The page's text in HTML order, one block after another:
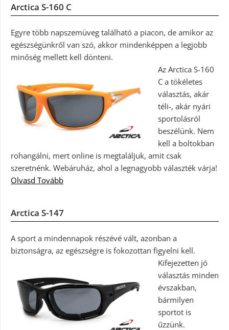
Arctica S-160 C
Egyre több napszemüveg található a piacon, de amikor az
egészségünkről van szó, akkor mindenképpen a legjobb
minőség mellett kell dönteni.
Az Arctica S-160
C a tökéletes
választás, akár
téli-, akár nyári
sportolásról
beszélünk. Nem
kell a boltokban
rohangálni, mert online is megtaláljuk, amit csak
szeretnénk. Webáruház, ahol a legnagyobb választék várja!
Olvasd Tovább
Arctica S-147
A sport a mindennapok részévé vált, azonban a
biztonságra, az egészségre is fokozottan figyelni kell.
Kifejezetten jó
választás minden
évszakban,
bármilyen
sportot is
űzzünk.